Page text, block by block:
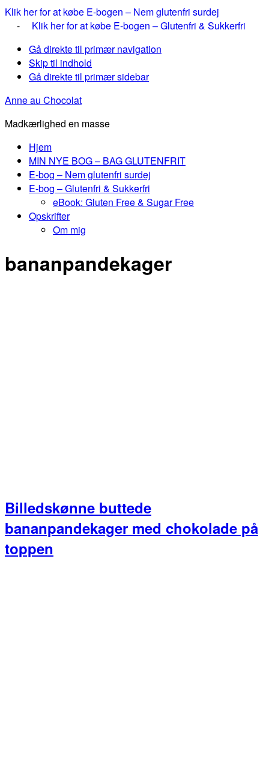
Klik her for at købe E-bogen – Nem glutenfri surdej
- Klik her for at købe E-bogen – Glutenfri & Sukkerfri
Gå direkte til primær navigation
Skip til indhold
Gå direkte til primær sidebar
Anne au Chocolat
Madkærlighed en masse
Hjem
MIN NYE BOG – BAG GLUTENFRIT
E-bog – Nem glutenfri surdej
E-bog – Glutenfri & Sukkerfri
eBook: Gluten Free & Sugar Free
Opskrifter
Om mig
bananpandekager
Billedskønne buttede
bananpandekager med chokolade på
toppen